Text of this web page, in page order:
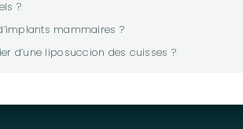
?
mammaires ?
d’une liposuccion des cuisses ?